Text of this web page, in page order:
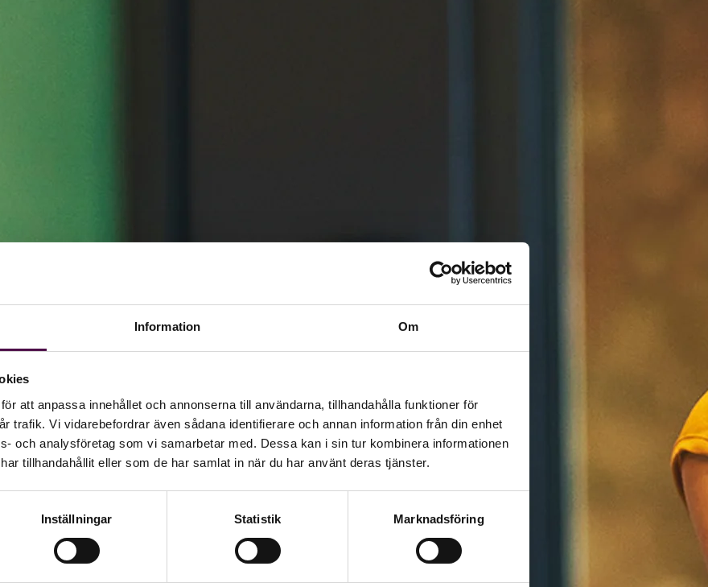
Information Om
att anpassa innehållet och annonserna till användarna, tillhandahålla funktioner för
trafik. Vi vidarebefordrar även sådana identifierare och annan information från din enhet
och analysföretag som vi samarbetar med. Dessa kan i sin tur kombinera informationen
tillhandahållit eller som de har samlat in när du har använt deras tjänster.
Inställningar Statistik Marknadsföring